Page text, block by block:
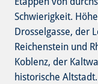
Schwierigkeit.
Drosselgasse, der
Reichenstein und
Koblenz, der
historische